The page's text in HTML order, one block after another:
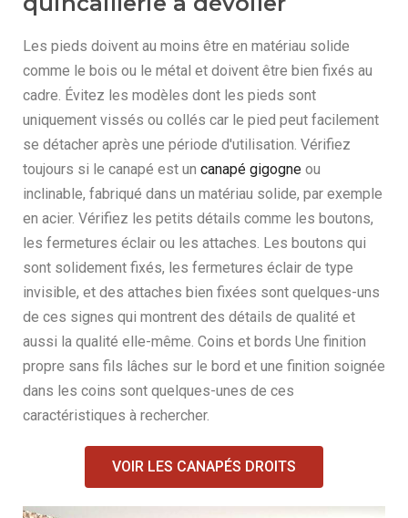
Les pieds doivent au moins être en matériau solide
comme le bois ou le métal et doivent être bien fixés au
cadre. Évitez les modèles dont les pieds sont
uniquement vissés ou collés car le pied peut facilement
se détacher après une période d'utilisation. Vérifiez
toujours si le canapé est un canapé gigogne ou
inclinable, fabriqué dans un matériau solide, par exemple
en acier. Vérifiez les petits détails comme les boutons,
les fermetures éclair ou les attaches. Les boutons qui
sont solidement fixés, les fermetures éclair de type
invisible, et des attaches bien fixées sont quelques-uns
de ces signes qui montrent des détails de qualité et
aussi la qualité elle-même. Coins et bords Une finition
propre sans fils lâches sur le bord et une finition soignée
dans les coins sont quelques-unes de ces
caractéristiques à rechercher.
VOIR LES CANAPÉS DROITS